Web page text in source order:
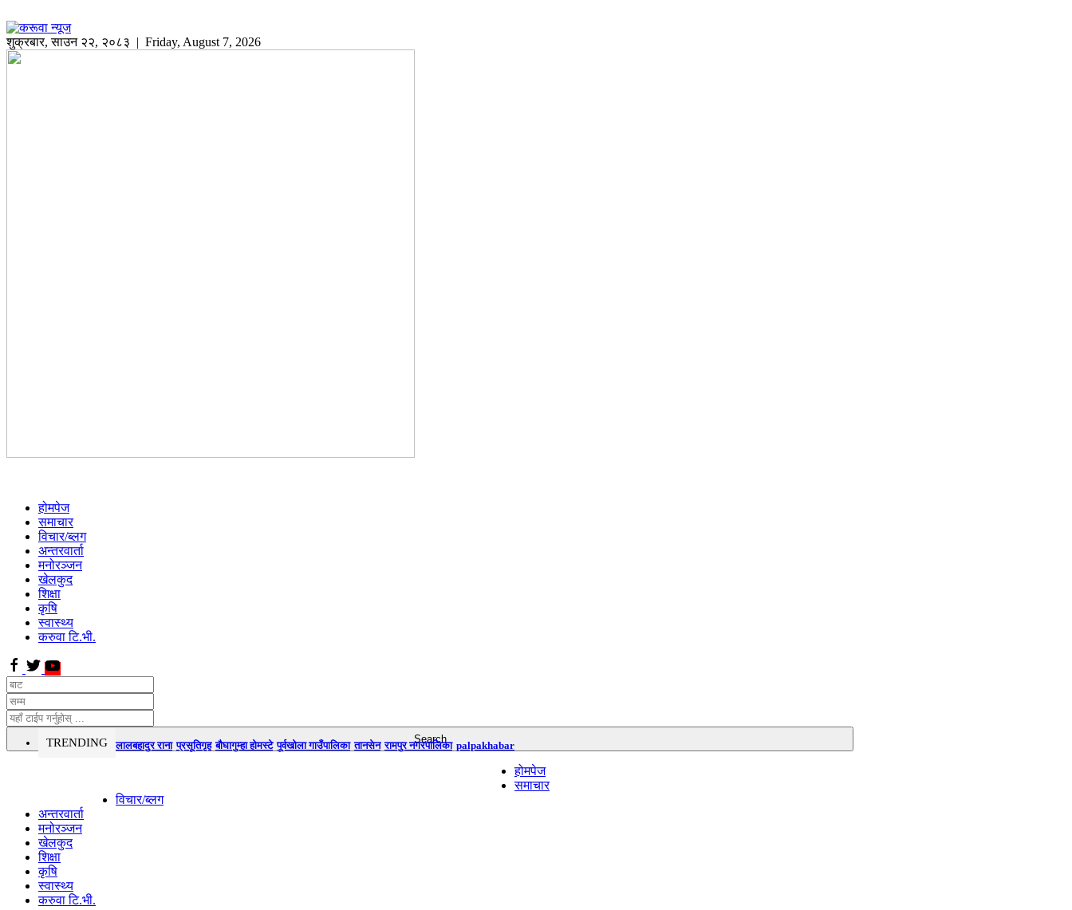
शुक्रबार,साउन २२, २०८३ | Friday, August 7, 2026
होमपेज
समाचार
विचार/ब्लग
अन्तरवार्ता
मनोरञ्जन
खेलकुद
शिक्षा
कृषि
स्वास्थ्य
करुवा टि.भी.
TRENDING लालबहादुर राना प्रसूतिगृह बौघागुम्हा होमस्टे पूर्वखोला गाउँपालिका तानसेन रामपुर नगरपालिका palpakhabar
होमपेज
समाचार
विचार/ब्लग
अन्तरवार्ता
मनोरञ्जन
खेलकुद
शिक्षा
कृषि
स्वास्थ्य
करुवा टि.भी.